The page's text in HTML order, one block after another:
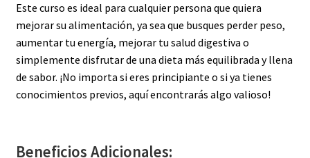
Este curso es ideal para cualquier persona que quiera
mejorar su alimentación, ya sea que busques perder peso,
aumentar tu energía, mejorar tu salud digestiva o
simplemente disfrutar de una dieta más equilibrada y llena
de sabor. ¡No importa si eres principiante o si ya tienes
conocimientos previos, aquí encontrarás algo valioso!
Beneficios Adicionales: